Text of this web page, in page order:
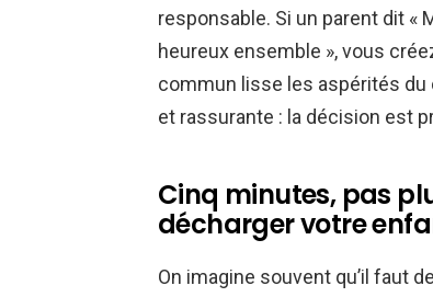
responsable. Si un parent dit «
heureux ensemble », vous
commun lisse les aspérités du
et rassurante : la décision est
Cinq minutes, pas
décharger votre
On imagine souvent qu’il faut